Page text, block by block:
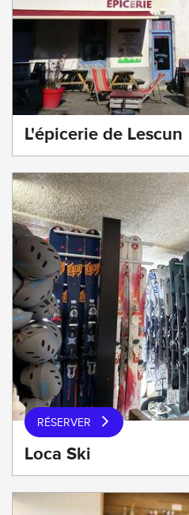
L'épicerie de Lescun
RÉSERVER
Loca Ski